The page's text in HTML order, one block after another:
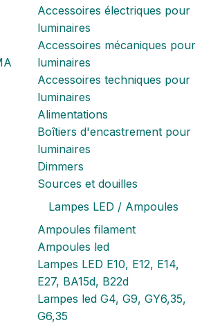
Accessoires électriques pour
luminaires
Accessoires mécaniques pour
luminaires
Accessoires techniques pour
luminaires
Alimentations
Boîtiers d'encastrement pour
luminaires
Dimmers
Sources et douilles
Lampes LED / Ampoules
Ampoules filament
Ampoules led
Lampes LED E10, E12, E14,
E27, BA15d, B22d
Lampes led G4, G9, GY6,35,
G6,35